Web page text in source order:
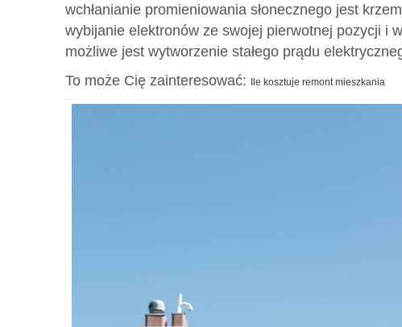
wchłanianie promieniowania słonecznego jest
wybijanie elektronów ze swojej pierwotnej pozycji i
możliwe jest wytworzenie stałego prądu
To może Cię zainteresować: Ile kosztuje remont mieszkania